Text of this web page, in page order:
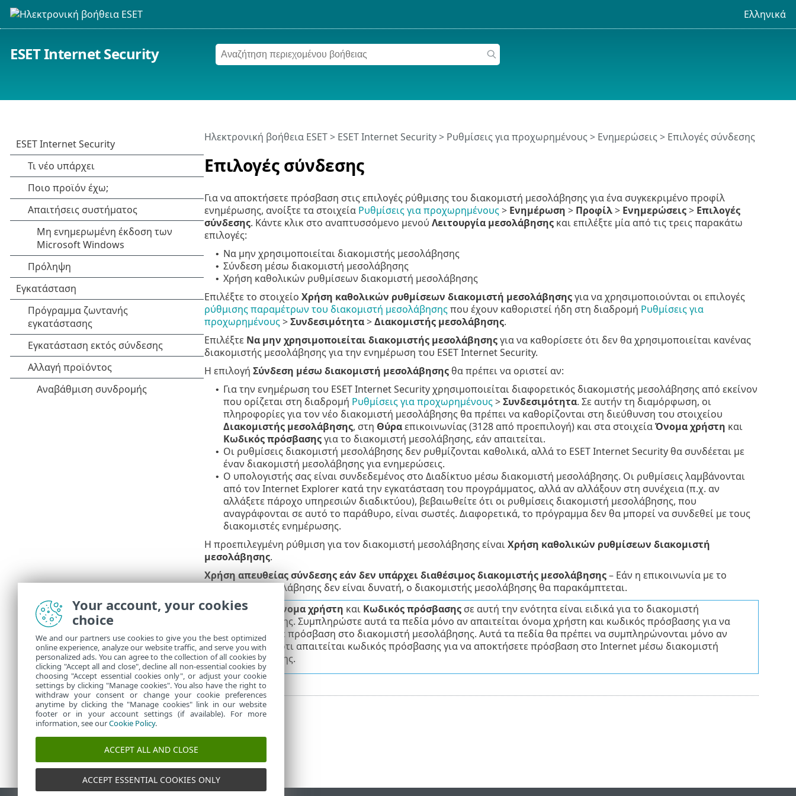
Ελληνικά
ESET Internet Security
Επιλογές σύνδεσης
Ηλεκτρονική βοήθεια ESET> ESET Internet Security> Ρυθμίσεις για προχωρημένους> Ενημερώσεις> Επιλογές σύνδεσης
Για να αποκτήσετε πρόσβαση στις επιλογές ρύθμισης του διακομιστή μεσολάβησης για ένα συγκεκριμένο προφίλ
ενημέρωσης, ανοίξτε τα στοιχεία Ρυθμίσεις για προχωρημένους> Ενημέρωση > Προφίλ> Ενημερώσεις> Επιλογές
σύνδεσης. Κάντε κλικ στο αναπτυσσόμενο μενού Λειτουργία μεσολάβησηςκαι επιλέξτε μία από τις τρεις παρακάτω
επιλογές:
• Να μην χρησιμοποιείται διακομιστής μεσολάβησης
• Σύνδεση μέσω διακομιστή μεσολάβησης
• Χρήση καθολικών ρυθμίσεων διακομιστή μεσολάβησης
Επιλέξτε το στοιχείο Χρήση καθολικών ρυθμίσεων διακομιστή μεσολάβησηςγια να χρησιμοποιούνται οι επιλογές
ρύθμισης παραμέτρων του διακομιστή μεσολάβησηςπου έχουν καθοριστεί ήδη στη διαδρομή Ρυθμίσεις για
προχωρημένους>Συνδεσιμότητα>Διακομιστής μεσολάβησης.
Επιλέξτε Να μην χρησιμοποιείται διακομιστής μεσολάβησηςγια να καθορίσετε ότι δεν θα χρησιμοποιείται κανένας
διακομιστής μεσολάβησης για την ενημέρωση του ESET Internet Security.
Η επιλογή Σύνδεση μέσω διακομιστή μεσολάβησηςθα πρέπει να οριστεί αν:
• Για την ενημέρωση του ESET Internet Security χρησιμοποιείται διαφορετικός διακομιστής μεσολάβησης από εκείνον
που ορίζεται στη διαδρομή Ρυθμίσεις για προχωρημένους>Συνδεσιμότητα. Σε αυτήν τη διαμόρφωση, οι
πληροφορίες για τον νέο διακομιστή μεσολάβησης θα πρέπει να καθορίζονται στη διεύθυνση του στοιχείου
Διακομιστής μεσολάβησης, στη Θύραεπικοινωνίας (3128 από προεπιλογή) και στα στοιχείαΌνομα χρήστη και
Κωδικός πρόσβασηςγια το διακομιστή μεσολάβησης, εάν απαιτείται.
• Οι ρυθμίσεις διακομιστή μεσολάβησης δεν ρυθμίζονται καθολικά, αλλά το ESET Internet Security θα συνδέεται με
έναν διακομιστή μεσολάβησης για ενημερώσεις.
• Ο υπολογιστής σας είναι συνδεδεμένος στο Διαδίκτυο μέσω διακομιστή μεσολάβησης. Οι ρυθμίσεις λαμβάνονται
από τον Internet Explorer κατά την εγκατάσταση του προγράμματος, αλλά αν αλλάξουν στη συνέχεια (π.χ. αν
αλλάξετε πάροχο υπηρεσιών διαδικτύου), βεβαιωθείτε ότι οι ρυθμίσεις διακομιστή μεσολάβησης, που
αναγράφονται σε αυτό το παράθυρο, είναι σωστές. Διαφορετικά, το πρόγραμμα δεν θα μπορεί να συνδεθεί με τους
διακομιστές ενημέρωσης.
Η προεπιλεγμένη ρύθμιση για τον διακομιστή μεσολάβησης είναιΧρήση καθολικών ρυθμίσεων διακομιστή
μεσολάβησης.
Χρήση απευθείας σύνδεσης εάν δεν υπάρχει διαθέσιμος διακομιστής μεσολάβησης– Εάν η επικοινωνία με το
διακομιστή μεσολάβησης δεν είναι δυνατή, ο διακομιστής μεσολάβησης θα παρακάμπτεται.
Τα πεδία
Όνομα χρήστη και Κωδικός πρόσβασης σε αυτή την ενότητα είναι ειδικά για το διακομιστή
μεσολάβησης. Συμπληρώστε αυτά τα πεδία μόνο αν απαιτείται όνομα χρήστη και κωδικός πρόσβασης για να
αποκτήσετε πρόσβαση στο διακομιστή μεσολάβησης. Αυτά τα πεδία θα πρέπει να συμπληρώνονται μόνο αν
γνωρίζετε ότι απαιτείται κωδικός πρόσβασης για να αποκτήσετε πρόσβαση στο Internet μέσω διακομιστή
μεσολάβησης.
Your account, your cookies
choice
We and our partners use cookies to give you the best optimized
online experience, analyze our website traffic, and serve you with
personalized ads. You can agree to the collection of all cookies by
clicking "Accept all and close", decline all non-essential cookies by
choosing "Accept essential cookies only", or adjust your cookie
settings by clicking "Manage cookies". You also have the right to
withdraw your consent or change your cookie preferences
anytime by clicking the "Manage cookies" link in our website
footer or in your account settings (if available). For more
information, see ourCookie Policy.
ACCEPT ALL AND CLOSE
ACCEPT ESSENTIAL COOKIES ONLY